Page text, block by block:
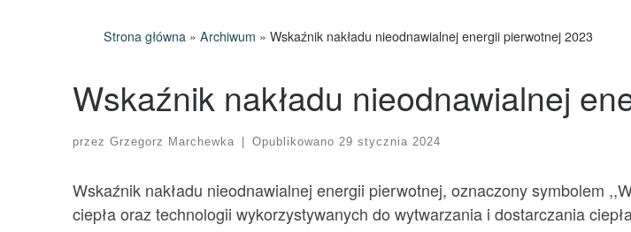
Strona główna » Archiwum » Wskaźnik nakładu nieodnawialnej energii pierwotnej 2023
Wskaźnik nakładu nieodnawialnej
przezGrzegorz Marchewka Opublikowano 29 stycznia 2024
Wskaźnik nakładu nieodnawialnej energii pierwotnej, oznaczony symbolem
ciepła oraz technologii wykorzystywanych do wytwarzania i dostarczania